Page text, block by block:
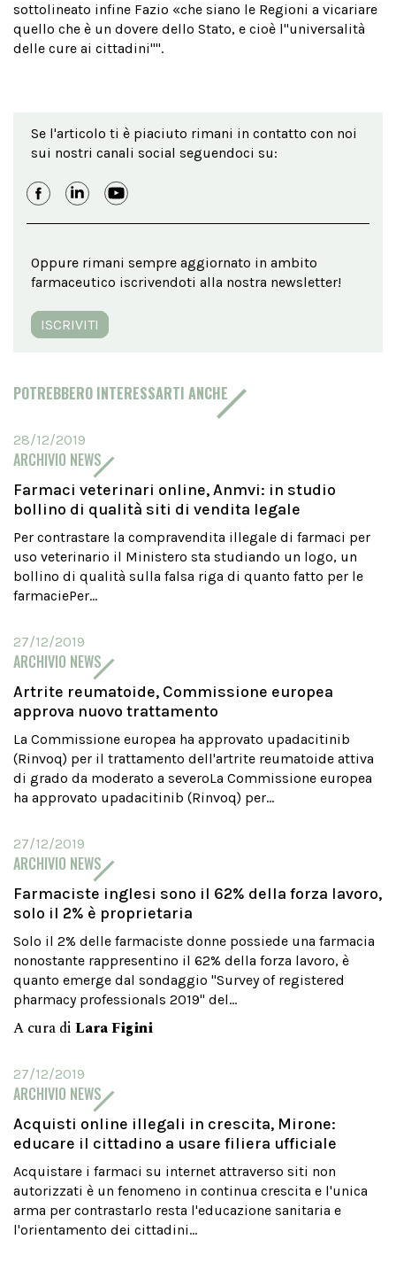
sottolineato infine Fazio «che siano le Regioni a vicariare
quello che è un dovere dello Stato, e cioè l''universalità
delle cure ai cittadini''''.
Se l'articolo ti è piaciuto rimani in contatto con noi
sui nostri canali social seguendoci su:
Oppure rimani sempre aggiornato in ambito
farmaceutico iscrivendoti alla nostra newsletter!
ISCRIVITI
POTREBBERO INTERESSARTI ANCHE
28/12/2019
ARCHIVIO NEWS
Farmaci veterinari online, Anmvi: in studio
bollino di qualità siti di vendita legale
Per contrastare la compravendita illegale di farmaci per
uso veterinario il Ministero sta studiando un logo, un
bollino di qualità sulla falsa riga di quanto fatto per le
farmaciePer...
27/12/2019
ARCHIVIO NEWS
Artrite reumatoide, Commissione europea
approva nuovo trattamento
La Commissione europea ha approvato upadacitinib
(Rinvoq) per il trattamento dell'artrite reumatoide attiva
di grado da moderato a severoLa Commissione europea
ha approvato upadacitinib (Rinvoq) per...
27/12/2019
ARCHIVIO NEWS
Farmaciste inglesi sono il 62% della forza lavoro,
solo il 2% è proprietaria
Solo il 2% delle farmaciste donne possiede una farmacia
nonostante rappresentino il 62% della forza lavoro, è
quanto emerge dal sondaggio "Survey of registered
pharmacy professionals 2019" del...
A cura di Lara Figini
27/12/2019
ARCHIVIO NEWS
Acquisti online illegali in crescita, Mirone:
educare il cittadino a usare filiera ufficiale
Acquistare i farmaci su internet attraverso siti non
autorizzati è un fenomeno in continua crescita e l'unica
arma per contrastarlo resta l'educazione sanitaria e
l'orientamento dei cittadini...